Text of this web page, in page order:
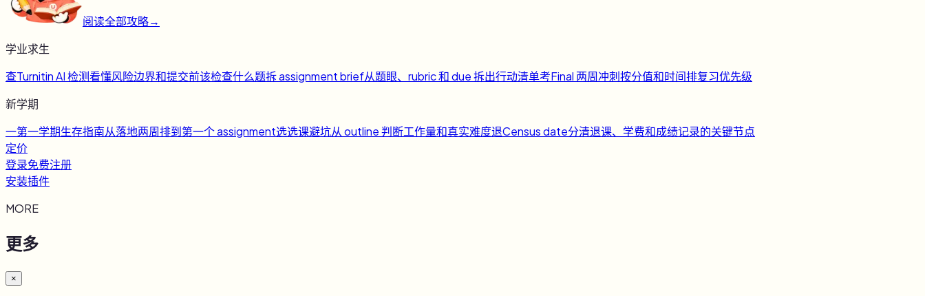
阅读全部攻略→
学业求生
查Turnitin AI 检测看懂风险边界和提交前该检查什么题拆 assignment brief从题眼、rubric 和 due 拆出行动清单考Final 两周冲刺按分值和时间排复习优先级
新学期
一第一学期生存指南从落地两周排到第一个 assignment选选课避坑从 outline 判断工作量和真实难度退Census date分清退课、学费和成绩记录的关键节点
定价
登录免费注册
安装插件
MORE
更多
×